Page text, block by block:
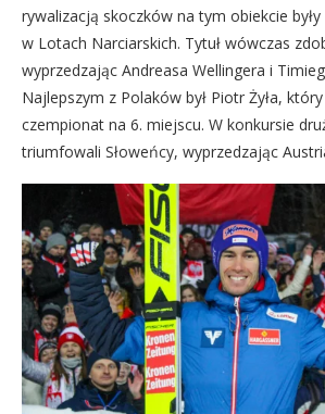
rywalizacją skoczków na tym obiekcie
w Lotach Narciarskich. Tytuł wówczas
wyprzedzając Andreasa Wellingera i
Najlepszym z Polaków był Piotr Żyła,
czempionat na 6. miejscu. W konkursie
triumfowali Słoweńcy, wyprzedzając